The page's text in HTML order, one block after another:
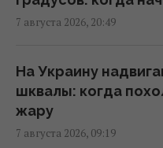
"Смело и
спас украинский
08:59 суббота, 08 августа 2026
Трамп неохотно
РФ, но
7 августа 2026, 20:49
На Украину
шквалы: когда
жару
7 августа 2026, 09:19